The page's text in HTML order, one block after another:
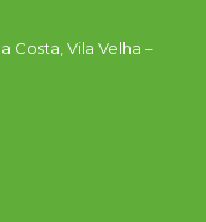
Costa, Vila Velha –